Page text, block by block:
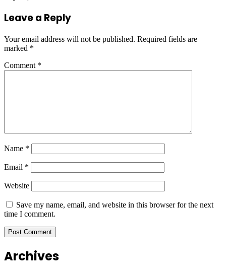
Leave a Reply
Your email address will not be published. Required fields are
marked *
Comment *
Name *
Email *
Website
Save my name, email, and website in this browser for the next
time I comment.
Archives